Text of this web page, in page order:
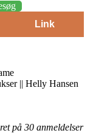
Link
|| Helly Hansen
på 30 anmeldelser